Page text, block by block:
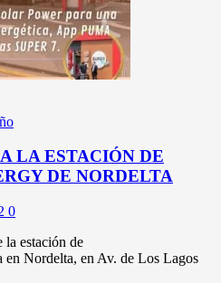
LA ESTACIÓN DE
DE NORDELTA
0
la estación de
en Nordelta, en Av. de Los Lagos